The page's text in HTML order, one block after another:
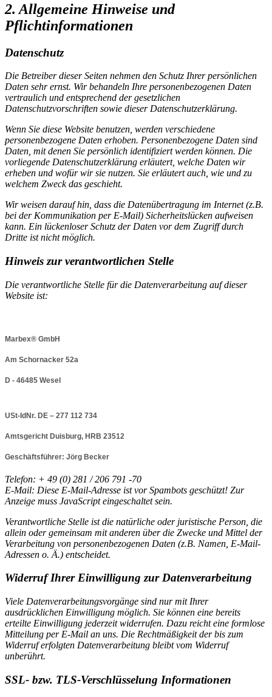
2. Allgemeine Hinweise und
Pflichtinformationen
Datenschutz
Die Betreiber dieser Seiten nehmen den Schutz Ihrer persönlichen
Daten sehr ernst. Wir behandeln Ihre personenbezogenen Daten
vertraulich und entsprechend der gesetzlichen
Datenschutzvorschriften sowie dieser Datenschutzerklärung.
Wenn Sie diese Website benutzen, werden verschiedene
personenbezogene Daten erhoben. Personenbezogene Daten sind
Daten, mit denen Sie persönlich identifiziert werden können. Die
vorliegende Datenschutzerklärung erläutert, welche Daten wir
erheben und wofür wir sie nutzen. Sie erläutert auch, wie und zu
welchem Zweck das geschieht.
Wir weisen darauf hin, dass die Datenübertragung im Internet (z.B.
bei der Kommunikation per E-Mail) Sicherheitslücken aufweisen
kann. Ein lückenloser Schutz der Daten vor dem Zugriff durch
Dritte ist nicht möglich.
Hinweis zur verantwortlichen Stelle
Die verantwortliche Stelle für die Datenverarbeitung auf dieser
Website ist:
Marbex® GmbH
Am Schornacker 52a
D - 46485 Wesel
USt-IdNr. DE – 277 112 734
Amtsgericht Duisburg, HRB 23512
Geschäftsführer: Jörg Becker
Telefon: + 49 (0) 281 / 206 791 -70
E-Mail: Diese E-Mail-Adresse ist vor Spambots geschützt! Zur
Anzeige muss JavaScript eingeschaltet sein.
Verantwortliche Stelle ist die natürliche oder juristische Person, die
allein oder gemeinsam mit anderen über die Zwecke und Mittel der
Verarbeitung von personenbezogenen Daten (z.B. Namen, E-Mail-
Adressen o. Ä.) entscheidet.
Widerruf Ihrer Einwilligung zur Datenverarbeitung
Viele Datenverarbeitungsvorgänge sind nur mit Ihrer
ausdrücklichen Einwilligung möglich. Sie können eine bereits
erteilte Einwilligung jederzeit widerrufen. Dazu reicht eine formlose
Mitteilung per E-Mail an uns. Die Rechtmäßigkeit der bis zum
Widerruf erfolgten Datenverarbeitung bleibt vom Widerruf
unberührt.
SSL- bzw. TLS-Verschlüsselung Informationen